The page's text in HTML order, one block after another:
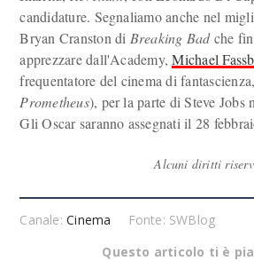
candidature. Segnaliamo anche nel
Bryan Cranston di Breaking Badche
apprezzare dall'Academy,Michael
frequentatore del cinema di
Prometheus), per la parte di Steve Jobs
Gli Oscar saranno assegnati il 28
Alcuni diritti
Canale:Cinema
Fonte: SWBlog
Questo articolo ti è